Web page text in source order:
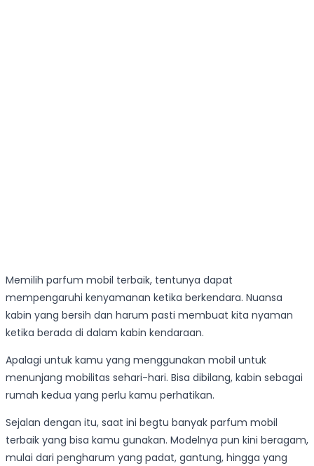
Memilih parfum mobil terbaik, tentunya dapat
mempengaruhi kenyamanan ketika berkendara. Nuansa
kabin yang bersih dan harum pasti membuat kita nyaman
ketika berada di dalam kabin kendaraan.
Apalagi untuk kamu yang menggunakan mobil untuk
menunjang mobilitas sehari-hari. Bisa dibilang, kabin sebagai
rumah kedua yang perlu kamu perhatikan.
Sejalan dengan itu, saat ini begtu banyak parfum mobil
terbaik yang bisa kamu gunakan. Modelnya pun kini beragam,
mulai dari pengharum yang padat, gantung, hingga yang